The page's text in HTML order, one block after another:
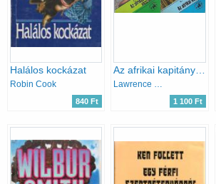
Halálos kockázat
Robin Cook
840 Ft
Lawrence Sanders
1 100 Ft